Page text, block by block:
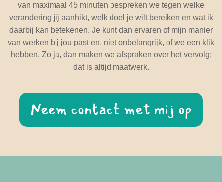
van maximaal 45 minuten bespreken we tegen welke
verandering jij aanhikt, welk doel je wilt bereiken en wat ik
daarbij kan betekenen. Je kunt dan ervaren of mijn manier
van werken bij jou past en, niet onbelangrijk, of we een klik
hebben. Zo ja, dan maken we afspraken over het vervolg;
dat is altijd maatwerk.
Neem contact met mij op